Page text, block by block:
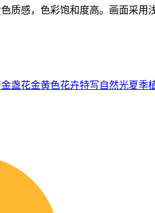
质感，色彩饱和度高。画面采
金盏花金黄色花卉特写自然光夏季